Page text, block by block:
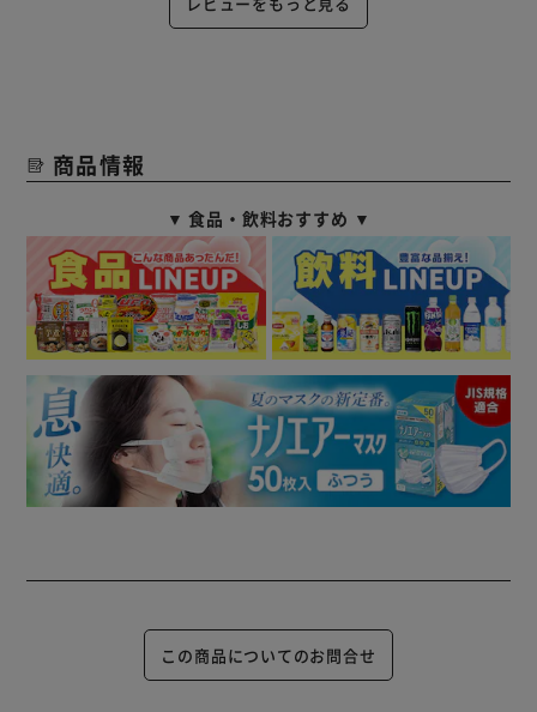
商品情報
▼ 食品・飲料おすすめ ▼
この商品についてのお問合せ